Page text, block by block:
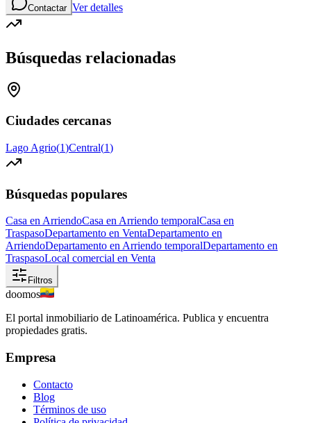
Contactar Ver detalles
Búsquedas relacionadas
Ciudades cercanas
Lago Agrio(1)Central(1)
Búsquedas populares
Casa en ArriendoCasa en Arriendo temporalCasa en
TraspasoDepartamento en VentaDepartamento en
ArriendoDepartamento en Arriendo temporalDepartamento en
TraspasoLocal comercial en Venta
Filtros
doomos
El portal inmobiliario de Latinoamérica. Publica y encuentra
propiedades gratis.
Empresa
Contacto
Blog
Términos de uso